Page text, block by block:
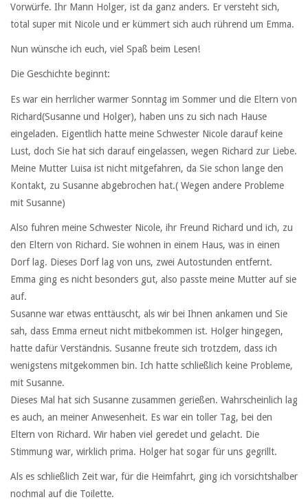
Vorwürfe. Ihr Mann Holger, ist da ganz anders. Er versteht sich,
total super mit Nicole und er kümmert sich auch rührend um Emma.
Nun wünsche ich euch, viel Spaß beim Lesen!
Die Geschichte beginnt:
Es war ein herrlicher warmer Sonntag im Sommer und die Eltern von
Richard(Susanne und Holger), haben uns zu sich nach Hause
eingeladen. Eigentlich hatte meine Schwester Nicole darauf keine
Lust, doch Sie hat sich darauf eingelassen, wegen Richard zur Liebe.
Meine Mutter Luisa ist nicht mitgefahren, da Sie schon lange den
Kontakt, zu Susanne abgebrochen hat.( Wegen andere Probleme
mit Susanne)
Also fuhren meine Schwester Nicole, ihr Freund Richard und ich, zu
den Eltern von Richard. Sie wohnen in einem Haus, was in einen
Dorf lag. Dieses Dorf lag von uns, zwei Autostunden entfernt.
Emma ging es nicht besonders gut, also passte meine Mutter auf sie
auf.
Susanne war etwas enttäuscht, als wir bei Ihnen ankamen und Sie
sah, dass Emma erneut nicht mitbekommen ist. Holger hingegen,
hatte dafür Verständnis. Susanne freute sich trotzdem, dass ich
wenigstens mitgekommen bin. Ich hatte schließlich keine Probleme,
mit Susanne.
Dieses Mal hat sich Susanne zusammen gerießen. Wahrscheinlich lag
es auch, an meiner Anwesenheit. Es war ein toller Tag, bei den
Eltern von Richard. Wir haben viel geredet und gelacht. Die
Stimmung war, wirklich prima. Holger hat sogar für uns gegrillt.
Als es schließlich Zeit war, für die Heimfahrt, ging ich vorsichtshalber
nochmal auf die Toilette.